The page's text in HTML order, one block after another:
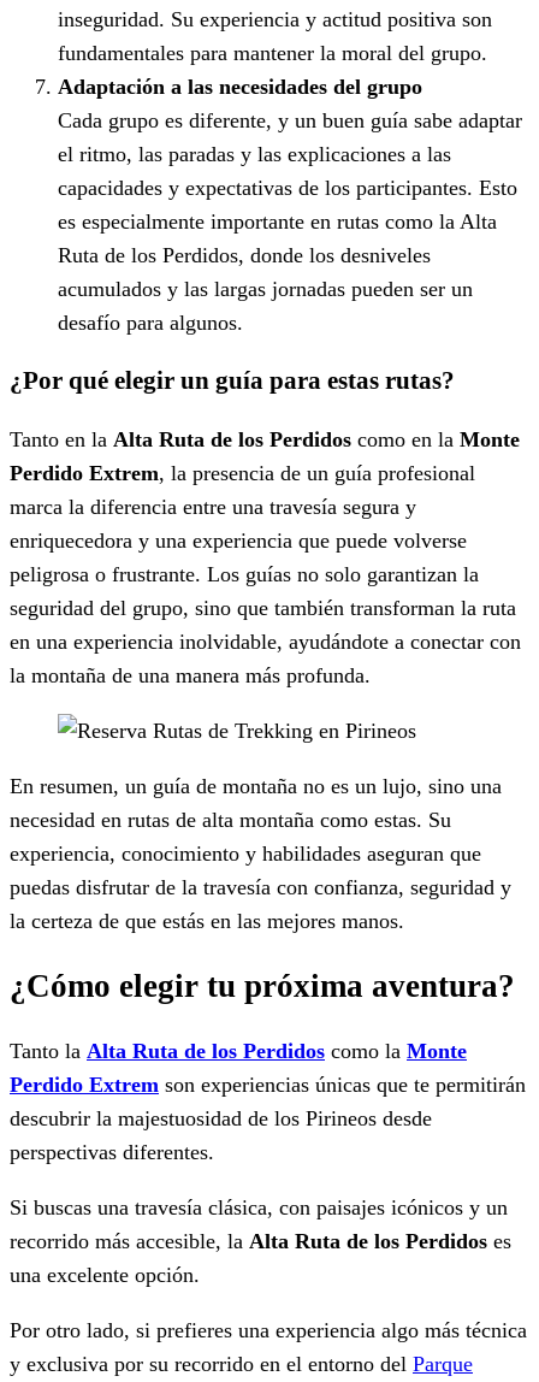
inseguridad. Su experiencia y actitud positiva son
fundamentales para mantener la moral del grupo.
Adaptación a las necesidades del grupo
Cada grupo es diferente, y un buen guía sabe adaptar
el ritmo, las paradas y las explicaciones a las
capacidades y expectativas de los participantes. Esto
es especialmente importante en rutas como la Alta
Ruta de los Perdidos, donde los desniveles
acumulados y las largas jornadas pueden ser un
desafío para algunos.
¿Por qué elegir un guía para estas rutas?
Tanto en la Alta Ruta de los Perdidos como en la Monte
Perdido Extrem, la presencia de un guía profesional
marca la diferencia entre una travesía segura y
enriquecedora y una experiencia que puede volverse
peligrosa o frustrante. Los guías no solo garantizan la
seguridad del grupo, sino que también transforman la ruta
en una experiencia inolvidable, ayudándote a conectar con
la montaña de una manera más profunda.
En resumen, un guía de montaña no es un lujo, sino una
necesidad en rutas de alta montaña como estas. Su
experiencia, conocimiento y habilidades aseguran que
puedas disfrutar de la travesía con confianza, seguridad y
la certeza de que estás en las mejores manos.
¿Cómo elegir tu próxima aventura?
Tanto la Alta Ruta de los Perdidos como la Monte
Perdido Extrem son experiencias únicas que te permitirán
descubrir la majestuosidad de los Pirineos desde
perspectivas diferentes.
Si buscas una travesía clásica, con paisajes icónicos y un
recorrido más accesible, la Alta Ruta de los Perdidos es
una excelente opción.
Por otro lado, si prefieres una experiencia algo más técnica
y exclusiva por su recorrido en el entorno del Parque